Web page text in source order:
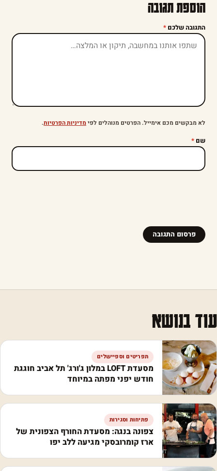
הוספת תגובה
התגובה שלכם *
לא מבקשים מכם אימייל. הפרטים מנוהלים לפימדיניות הפרטיות.
שם *
עוד בנושא
תפריטים וספיישלים
מסעדת LOFT במלון ג'ורג' תל אביב חוגגת
חודש יפני מפתה במיוחד
פתיחות וסגירות
צפונה בנגה: מסעדת החורף הצפונית של
ארז קומרובסקי מגיעה ללב יפו